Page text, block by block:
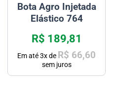
Bota Agro Injetada
Elástico 764
R$ 189,81
Em até3x de R$ 66,60
sem juros